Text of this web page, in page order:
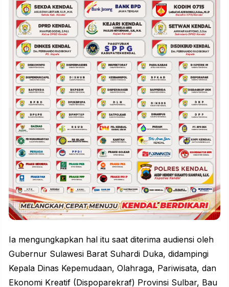
Ia mengungkapkan hal itu saat diterima audiensi oleh
Gubernur Sulawesi Barat Suhardi Duka, didampingi
Kepala Dinas Kepemudaan, Olahraga, Pariwisata, dan
Ekonomi Kreatif (Dispoparekraf) Provinsi Sulbar, Bau